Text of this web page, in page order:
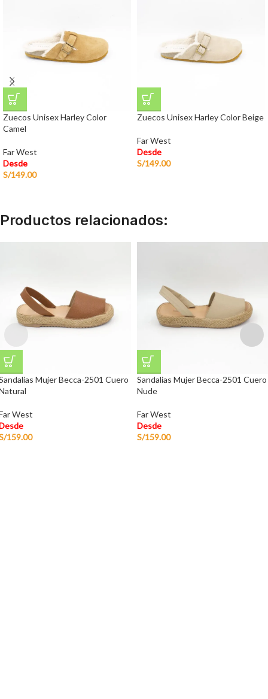
Zuecos Unisex Harley Color
Camel
Far West
Desde
S/149.00
Zuecos Unisex Harley Color Beige
Far West
Desde
S/149.00
Productos relacionados:
Mujer Becca-2501 Cuero
West
159.00
Sandalias Mujer Becca-2501 Cuero
Nude
Far West
Desde
S/159.00